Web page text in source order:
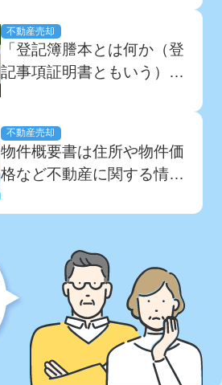
いう方もいるのではないで
しょうか。 この記事で
は、不動産売却の各手続き
提出タイミングを紹介しま
す。 この...
不動産売却
「登記簿謄本とは何か（登
記事項証明書ともいう）」
えるのか」は分からない方
が多いのではないでしょう
か。交付申請書の取得方法
不動産売却
物件概要書は住所や物件価
格など不動産に関する情報
主と買主、どちらにとって
書類です。 適切に作成す
ることで物件の魅力をアピ
ールし、売買の成約のため
に活用することもできます
し、デメリットを隠...